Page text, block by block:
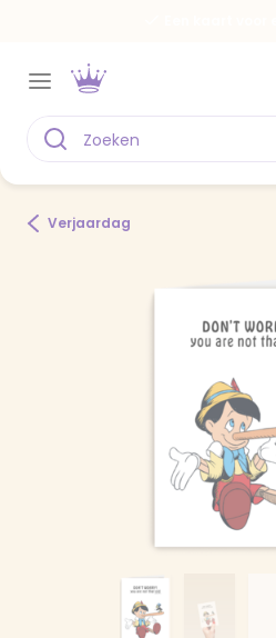
Verjaardag